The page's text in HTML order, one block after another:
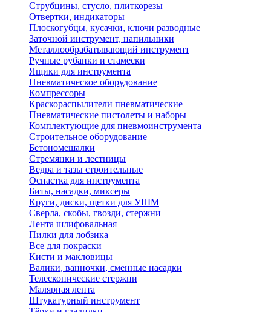
Струбцины, стусло, плиткорезы
Отвертки, индикаторы
Плоскогубцы, кусачки, ключи разводные
Заточной инструмент, напильники
Металлообрабатывающий инструмент
Ручные рубанки и стамески
Ящики для инструмента
Пневматическое оборудование
Компрессоры
Краскораспылители пневматические
Пневматические пистолеты и наборы
Комплектующие для пневмоинструмента
Строительное оборудование
Бетономешалки
Стремянки и лестницы
Ведра и тазы строительные
Оснастка для инструмента
Биты, насадки, миксеры
Круги, диски, щетки для УШМ
Сверла, скобы, гвозди, стержни
Лента шлифовальная
Пилки для лобзика
Все для покраски
Кисти и макловицы
Валики, ванночки, сменные насадки
Телескопические стержни
Малярная лента
Штукатурный инструмент